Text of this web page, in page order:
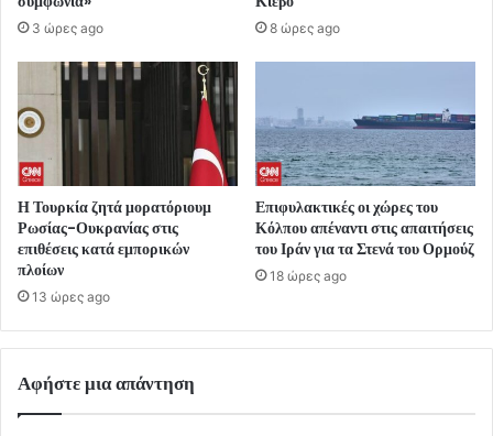
3 ώρες ago 8 ώρες ago
Η Τουρκία ζητά μορατόριουμ
Ρωσίας-Ουκρανίας στις
επιθέσεις κατά εμπορικών
πλοίων
13 ώρες ago
Επιφυλακτικές οι χώρες του
Κόλπου απέναντι στις απαιτήσεις
του Ιράν για τα Στενά του Ορμούζ
18 ώρες ago
Αφήστε μια απάντηση